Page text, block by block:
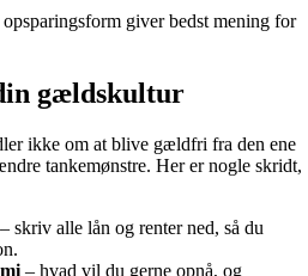
giver bedst mening for
gældskultur
ikke om at blive gældfri fra den ene
tankemønstre. Her er nogle skridt,
– skriv alle lån og renter ned, så du
– hvad vil du gerne opnå, og